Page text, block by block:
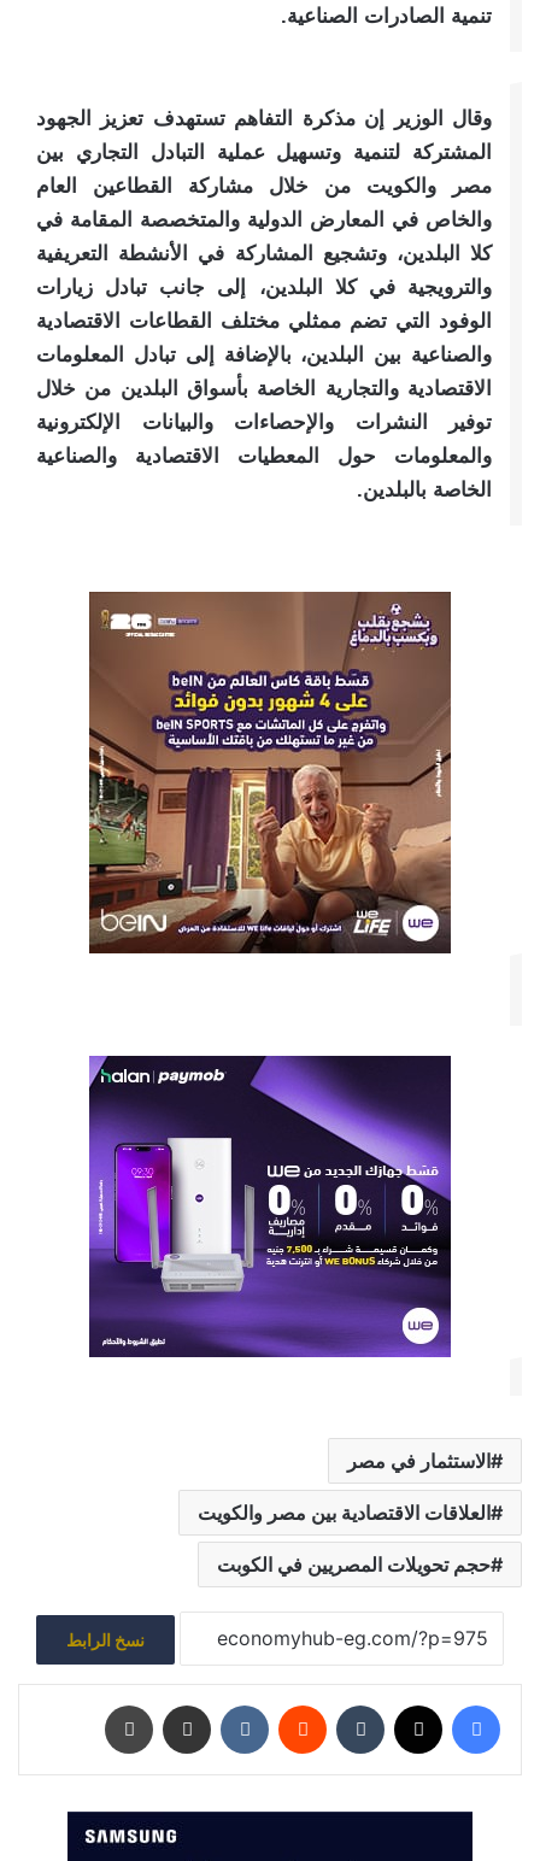
تنمية الصادرات الصناعية.
وقال الوزير إن مذكرة التفاهم تستهدف تعزيز الجهود
المشتركة لتنمية وتسهيل عملية التبادل التجاري بين
مصر والكويت من خلال مشاركة القطاعين العام
والخاص في المعارض الدولية والمتخصصة المقامة في
كلا البلدين، وتشجيع المشاركة في الأنشطة التعريفية
والترويجية في كلا البلدين، إلى جانب تبادل زيارات
الوفود التي تضم ممثلي مختلف القطاعات الاقتصادية
والصناعية بين البلدين، بالإضافة إلى تبادل المعلومات
الاقتصادية والتجارية الخاصة بأسواق البلدين من خلال
توفير النشرات والإحصاءات والبيانات الإلكترونية
والمعلومات حول المعطيات الاقتصادية والصناعية
الخاصة بالبلدين.
الاستثمار في مصر
العلاقات الاقتصادية بين مصر والكويت
حجم تحويلات المصريين في الكوبت
نسخ الرابط